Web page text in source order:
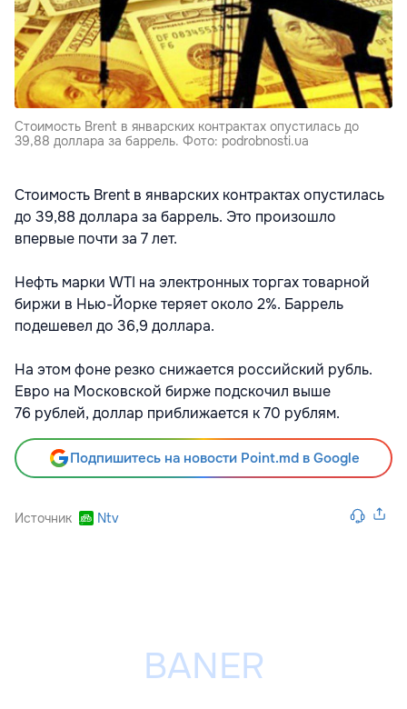
Стоимость Brent в январских контрактах опустилась до
39,88 доллара за баррель. Фото: podrobnosti.ua
Стоимость Brent в январских контрактах опустилась
до 39,88 доллара за баррель. Это произошло
впервые почти за 7 лет.
Нефть марки WTI на электронных торгах товарной
биржи в Нью-Йорке теряет около 2%. Баррель
подешевел до 36,9 доллара.
На этом фоне резко снижается российский рубль.
Евро на Московской бирже подскочил выше
76 рублей, доллар приближается к 70 рублям.
Подпишитесь на новости Point.md в Google
Источник Ntv